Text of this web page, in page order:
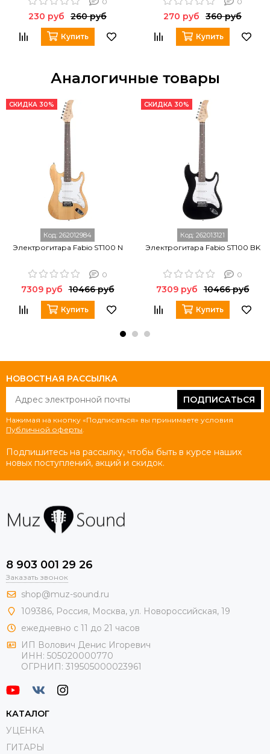
230 руб 260 руб
Купить
270 руб 360 руб
Купить
Аналогичные товары
СКИДКА 30%
Код: 262012984
Электрогитара Fabio ST100 N
0
7309 руб 10466 руб
Купить
СКИДКА 30%
Код: 262013121
Электрогитара Fabio ST100 BK
0
7309 руб 10466 руб
Купить
НОВОСТНАЯ РАССЫЛКА
ПОДПИСАТЬСЯ
Нажимая на кнопку «Подписаться» вы принимаете условия
Публичной оферты
Подпишитесь на рассылку, чтобы быть в курсе наших
новых поступлений, акций и скидок.
8 903 001 29 26
Заказать звонок
shop@muz-sound.ru
109386, Россия, Москва, ул. Новороссийская, 19
ежедневно с 11 до 21 часов
ИП Волович Денис Игоревич
ИНН: 505020000770
ОГРНИП: 319505000023961
КАТАЛОГ
УЦЕНКА
ГИТАРЫ